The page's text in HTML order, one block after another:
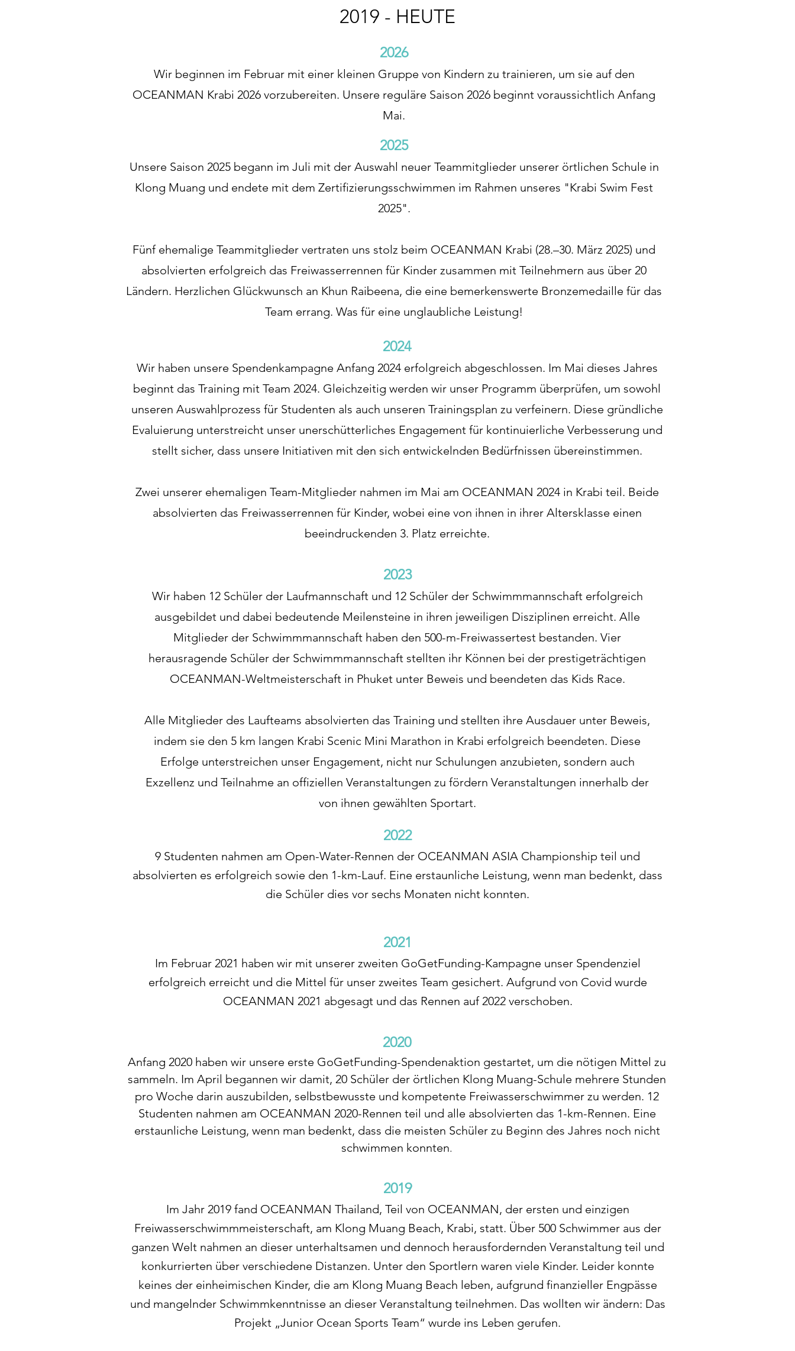
2019 - HEUTE
2026
Wir beginnen im Februar mit einer kleinen Gruppe von Kindern zu trainieren, um sie auf den
OCEANMAN Krabi 2026 vorzubereiten. Unsere reguläre Saison 2026 beginnt voraussichtlich Anfang
Mai.
2025
Unsere Saison 2025 begann im Juli mit der Auswahl neuer Teammitglieder unserer örtlichen Schule in
Klong Muang und endete mit dem Zertifizierungsschwimmen im Rahmen unseres "Krabi Swim Fest
2025".
Fünf ehemalige Teammitglieder vertraten uns stolz beim OCEANMAN Krabi (28.–30. März 2025) und
absolvierten erfolgreich das Freiwasserrennen für Kinder zusammen mit Teilnehmern aus über 20
Ländern. Herzlichen Glückwunsch an Khun Raibeena, die eine bemerkenswerte Bronzemedaille für das
Team errang. Was für eine unglaubliche Leistung!
2024
Wir haben unsere Spendenkampagne Anfang 2024 erfolgreich abgeschlossen. Im Mai dieses Jahres
beginnt das Training mit Team 2024. Gleichzeitig werden wir unser Programm überprüfen, um sowohl
unseren Auswahlprozess für Studenten als auch unseren Trainingsplan zu verfeinern. Diese gründliche
Evaluierung unterstreicht unser unerschütterliches Engagement für kontinuierliche Verbesserung und
stellt sicher, dass unsere Initiativen mit den sich entwickelnden Bedürfnissen übereinstimmen.
Zwei unserer ehemaligen Team-Mitglieder nahmen im Mai am OCEANMAN 2024 in Krabi teil. Beide
absolvierten das Freiwasserrennen für Kinder, wobei eine von ihnen in ihrer Altersklasse einen
beeindruckenden 3. Platz erreichte.
2023
Wir haben 12 Schüler der Laufmannschaft und 12 Schüler der Schwimmmannschaft erfolgreich
ausgebildet und dabei bedeutende Meilensteine in ihren jeweiligen Disziplinen erreicht. Alle
Mitglieder der Schwimmmannschaft haben den 500-m-Freiwassertest bestanden. Vier
herausragende Schüler der Schwimmmannschaft stellten ihr Können bei der prestigeträchtigen
OCEANMAN-Weltmeisterschaft in Phuket unter Beweis und beendeten das Kids Race.
Alle Mitglieder des Laufteams absolvierten das Training und stellten ihre Ausdauer unter Beweis,
indem sie den 5 km langen Krabi Scenic Mini Marathon in Krabi erfolgreich beendeten. Diese
Erfolge unterstreichen unser Engagement, nicht nur Schulungen anzubieten, sondern auch
Exzellenz und Teilnahme an offiziellen Veranstaltungen zu fördern Veranstaltungen innerhalb der
von ihnen gewählten Sportart.
2022
9 Studenten nahmen am Open-Water-Rennen der OCEANMAN ASIA Championship teil und
absolvierten es erfolgreich sowie den 1-km-Lauf. Eine erstaunliche Leistung, wenn man bedenkt, dass
die Schüler dies vor sechs Monaten nicht konnten.
2021
Im Februar 2021 haben wir mit unserer zweiten GoGetFunding-Kampagne unser Spendenziel
erfolgreich erreicht und die Mittel für unser zweites Team gesichert. Aufgrund von Covid wurde
OCEANMAN 2021 abgesagt und das Rennen auf 2022 verschoben.
2020
Anfang 2020 haben wir unsere erste GoGetFunding-Spendenaktion gestartet, um die nötigen Mittel zu
sammeln. Im April begannen wir damit, 20 Schüler der örtlichen Klong Muang-Schule mehrere Stunden
pro Woche darin auszubilden, selbstbewusste und kompetente Freiwasserschwimmer zu werden. 12
Studenten nahmen am OCEANMAN 2020-Rennen teil und alle absolvierten das 1-km-Rennen. Eine
erstaunliche Leistung, wenn man bedenkt, dass die meisten Schüler zu Beginn des Jahres noch nicht
schwimmen konnten.
2019
Im Jahr 2019 fand OCEANMAN Thailand, Teil von OCEANMAN, der ersten und einzigen
Freiwasserschwimmmeisterschaft, am Klong Muang Beach, Krabi, statt. Über 500 Schwimmer aus der
ganzen Welt nahmen an dieser unterhaltsamen und dennoch herausfordernden Veranstaltung teil und
konkurrierten über verschiedene Distanzen. Unter den Sportlern waren viele Kinder. Leider konnte
keines der einheimischen Kinder, die am Klong Muang Beach leben, aufgrund finanzieller Engpässe
und mangelnder Schwimmkenntnisse an dieser Veranstaltung teilnehmen. Das wollten wir ändern: Das
Projekt „Junior Ocean Sports Team“ wurde ins Leben gerufen.